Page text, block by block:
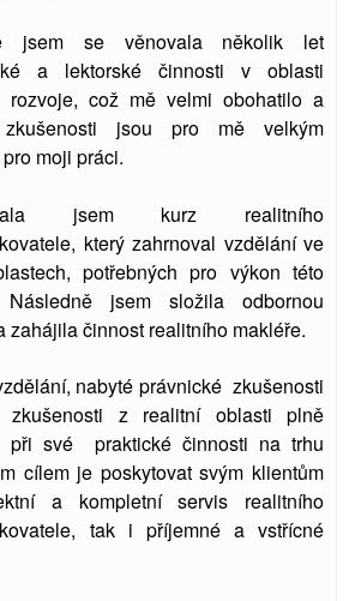
jsem se věnovala několik let
a lektorské činnosti v oblasti
rozvoje, což mě velmi obohatilo a
jsou pro mě velkým
moji práci.
jsem kurz realitního
který zahrnoval vzdělání ve
potřebných pro výkon této
Následně jsem složila odbornou
zahájila činnost realitního makléře.
nabyté právnické zkušenosti
z realitní oblasti plně
při své praktické činnosti na trhu
cílem je poskytovat svým klientům
a kompletní servis realitního
tak i příjemné a vstřícné